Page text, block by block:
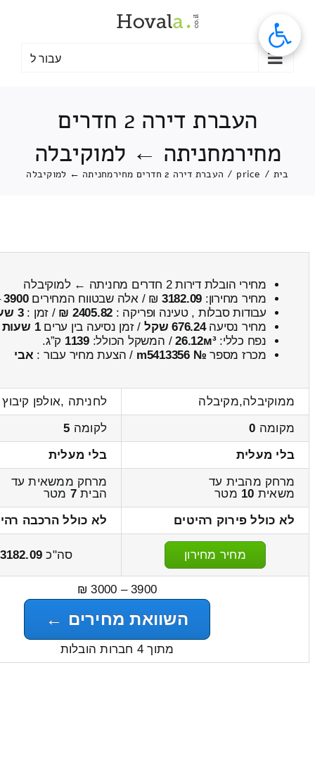
עבור ל
העברת דירה 2 חדרים
מחירמחניתה ← למוקיבלה
בית /
price
/ העברת דירה 2 חדרים מחירמחניתה ← למוקיבלה
מחירי הובלת דירות 2 חדרים מחניתה ← למוקיבלה
מחיר מחירון: 3182.09 ₪ / אלה שבטווח המחירים3900
עבודות סבלות , טעינה ופריקה : 2405.82 ₪ / זמן :3 שעות 56 דקות
מחיר נסיעה676.24 שקל / זמן נסיעה בין ערים1 שעות , 8 דקות
נפח כללי:26.12м³/ המשקל הכולל:1139 ק”ג.
מכרז מספר № m5413356 / הצעת מחיר עבור : אבי
ממוקיבלה,מקיבלה
לחניתה ,אולפן קיבוץ
מקומה 0 לקומה 5
בלי מעלית
בלי מעלית
מרחק מהבית עד
משאית 10 מטר
מרחק ממשאית עד
הבית7 מטר
לא כולל פירוק רהיטים
לא כולל הרכבה
מחיר מחירון סה"כ 3182.09
3900 – 3000 ₪
השוואת מחירים ←
מתוך 4 חברות הובלות